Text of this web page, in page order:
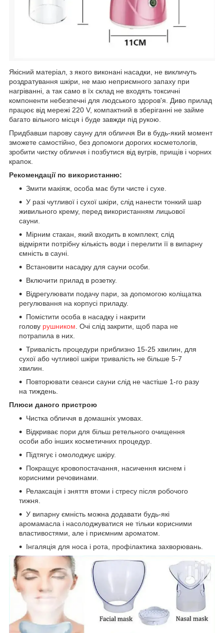
Якісний матеріал, з якого виконані насадки, не викличуть
роздратування шкіри, не маю неприємного запаху при
нагріванні, а так само в їх склад не входять токсичні
компоненти небезпечні для людського здоров'я. Диво прилад
працює від мережі 220 V, компактний в зберіганні не займе
багато вільного місця і буде завжди під рукою.
Придбавши парову сауну для обличчя Ви в будь-який момент
зможете самостійно, без допомоги дорогих косметологів,
зробити чистку обличчя і позбутися від вугрів, прищів і чорних
крапок.
Рекомендації по використанню:
Змити макіяж, особа має бути чисте і сухе.
У разі чутливої і сухої шкіри, слід нанести тонкий шар
живильного крему, перед використанням лицьової
сауни.
Мірним стакан, який входить в комплект, слід
відміряти потрібну кількість води і перелити її в випарну
ємність в сауні.
Встановити насадку для сауни особи.
Включити прилад в розетку.
Відрегулювати подачу пари, за допомогою коліщатка
регулювання на корпусі приладу.
Помістити особа в насадку і накрити
голову рушником . Очі слід закрити, щоб пара не
потрапила в них.
Тривалість процедури приблизно 15-25 хвилин, для
сухої або чутливої шкіри тривалість не більше 5-7
хвилин.
Повторювати сеанси сауни слід не частіше 1-го разу
на тиждень.
Плюси даного пристрою
Чистка обличчя в домашніх умовах.
Відкриває пори для більш ретельного очищення
особи або інших косметичних процедур.
Підтягує і омолоджує шкіру.
Покращує кровопостачання, насичення киснем і
корисними речовинами.
Релаксація і зняття втоми і стресу після робочого
тижня.
У випарну ємність можна додавати будь-які
аромамасла і насолоджуватися не тільки корисними
властивостями, але і приємним ароматом.
Інгаляція для носа і рота, профілактика захворювань.